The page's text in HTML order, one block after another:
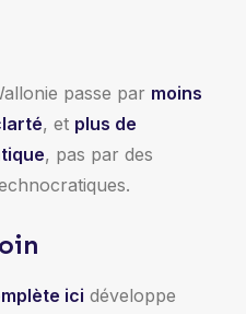
passe par moins
, et plus de
, pas par des
ici développe